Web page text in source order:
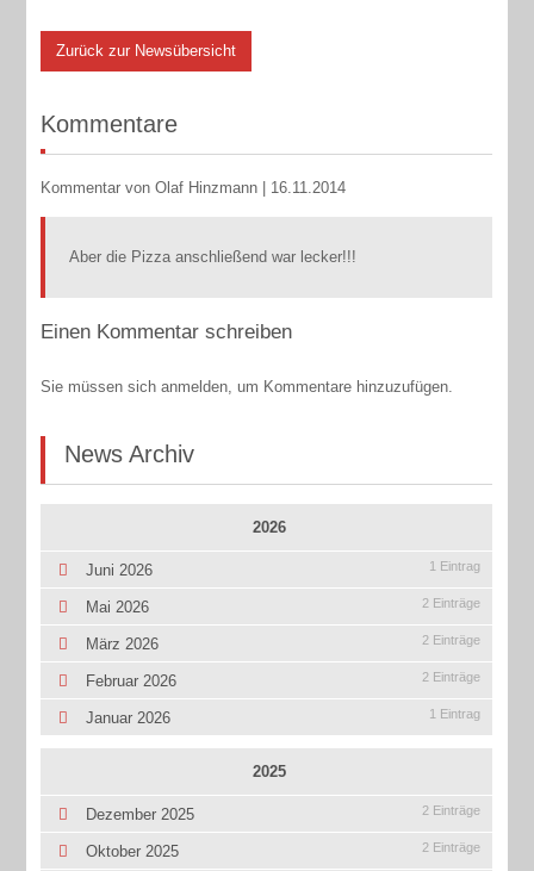
Zurück zur Newsübersicht
Kommentare
Kommentar von Olaf Hinzmann | 16.11.2014
Aber die Pizza anschließend war lecker!!!
Einen Kommentar schreiben
Sie müssen sich anmelden, um Kommentare hinzuzufügen.
News Archiv
2026
Juni 2026 1 Eintrag
Mai 2026 2 Einträge
März 2026 2 Einträge
Februar 2026 2 Einträge
Januar 2026 1 Eintrag
2025
Dezember 2025 2 Einträge
Oktober 2025 2 Einträge